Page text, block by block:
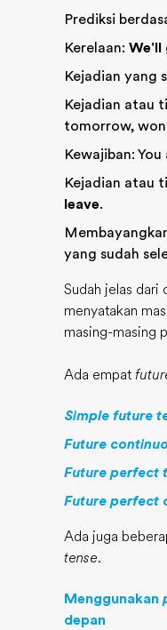
Prediksi
Kerelaan: We'll
Kejadian yang
Kejadian atau
tomorrow,
Kewajiban: You
Kejadian atau
leave.
yang sudah
Sudah jelas
menyatakan
masing-masing
Ada empat
Simple future
Future
Future perfect
Future perfect
Ada juga
tense.
Menggunakan
depan